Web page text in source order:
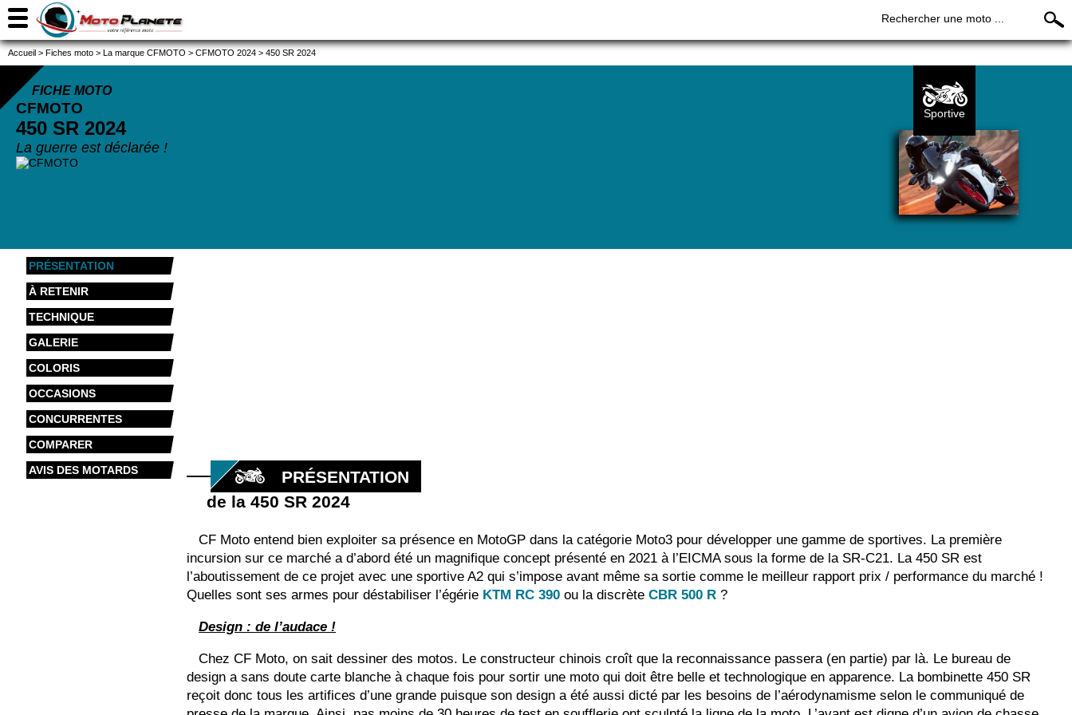
Rechercher une moto ...
Accueil > Fiches moto > La marque CFMOTO > CFMOTO 2024 > 450 SR 2024
FICHE MOTO
CFMOTO
450 SR 2024
La guerre est déclarée !
Sportive
PRÉSENTATION
À RETENIR
TECHNIQUE
GALERIE
COLORIS
OCCASIONS
CONCURRENTES
COMPARER
AVIS DES MOTARDS
PRÉSENTATION
de la 450 SR 2024
CF Moto entend bien exploiter sa présence en MotoGP dans la catégorie Moto3 pour développer une gamme de sportives. La première
incursion sur ce marché a d’abord été un magnifique concept présenté en 2021 à l’EICMA sous la forme de la SR-C21. La 450 SR est
l’aboutissement de ce projet avec une sportive A2 qui s’impose avant même sa sortie comme le meilleur rapport prix / performance du marché !
Quelles sont ses armes pour déstabiliser l’égérie KTM RC 390 ou la discrèteCBR 500 R ?
Design : de l’audace !
Chez CF Moto, on sait dessiner des motos. Le constructeur chinois croît que la reconnaissance passera (en partie) par là. Le bureau de
design a sans doute carte blanche à chaque fois pour sortir une moto qui doit être belle et technologique en apparence. La bombinette 450 SR
reçoit donc tous les artifices d’une grande puisque son design a été aussi dicté par les besoins de l’aérodynamisme selon le communiqué de